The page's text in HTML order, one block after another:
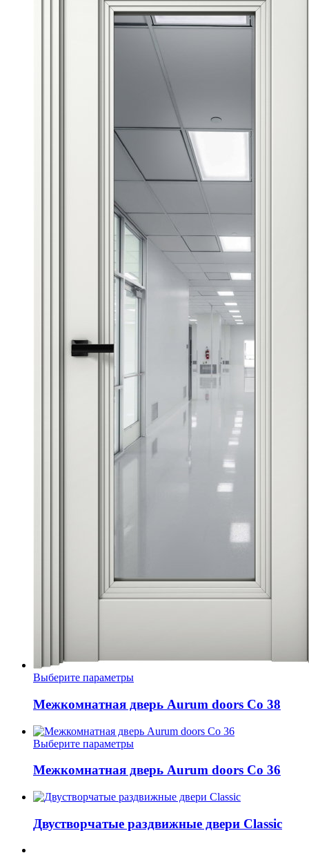
Выберите параметрыЭтот
имеет
несколько
вариаций.
Опции
можно
выбрать
на
товара.
Межкомнатная дверь Aurum doors Co 38
Выберите параметрыЭтот
имеет
несколько
вариаций.
Опции
выбрать
Межкомнатная дверь Aurum doors Co 36
Двустворчатые раздвижные двери Classic